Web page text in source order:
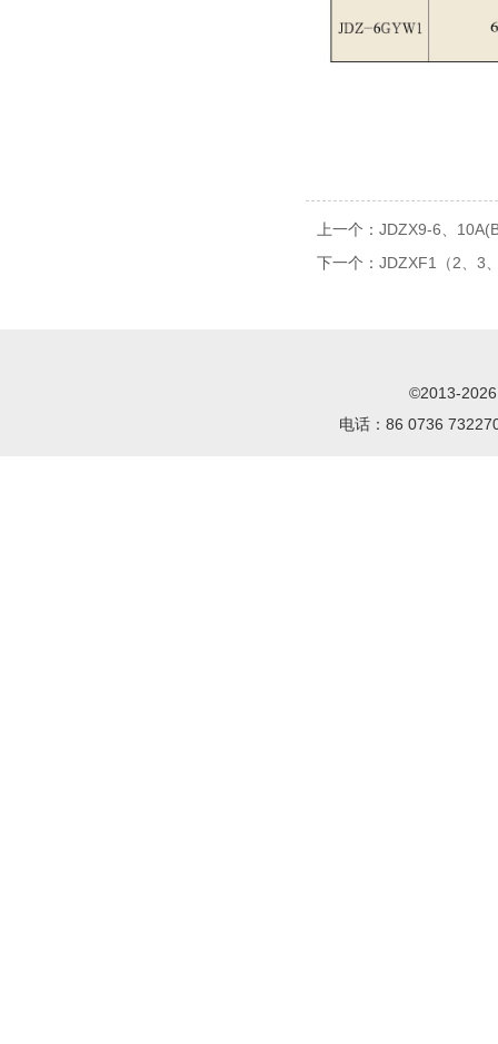
上一个： JDZX9-6、
下一个： JDZXF1（2、3
©2013-
电话：86 0736